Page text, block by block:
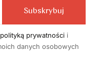
polityką prywatności i
danych osobowych
Subskrybuj